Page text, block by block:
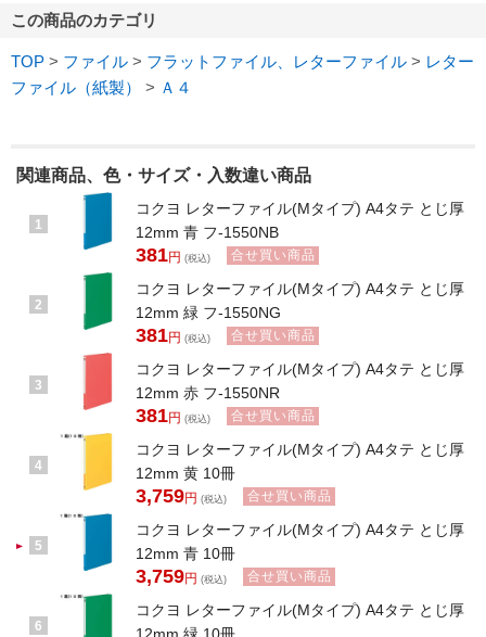
この商品のカテゴリ
TOP > ファイル > フラットファイル、レターファイル > レター
ファイル（紙製）
> Ａ４
関連商品、色・サイズ・入数違い商品
1
コクヨ レターファイル(Mタイプ) A4タテ とじ厚
12mm 青 フ-1550NB
381円 (税込) 合せ買い商品
2
コクヨ レターファイル(Mタイプ) A4タテ とじ厚
12mm 緑 フ-1550NG
381円 (税込) 合せ買い商品
3
コクヨ レターファイル(Mタイプ) A4タテ とじ厚
12mm 赤 フ-1550NR
381円 (税込) 合せ買い商品
4
コクヨ レターファイル(Mタイプ) A4タテ とじ厚
12mm 黄 10冊
3,759円 (税込) 合せ買い商品
5
コクヨ レターファイル(Mタイプ) A4タテ とじ厚
12mm 青 10冊
3,759円 (税込) 合せ買い商品
6
コクヨ レターファイル(Mタイプ) A4タテ とじ厚